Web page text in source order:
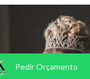
Pedir Orçamento